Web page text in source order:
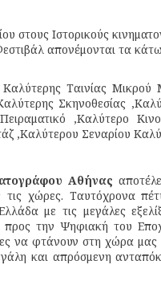
στους Ιστορικούς
απονέμονται τα
Ταινίας Μικρού
Σκηνοθεσίας
,Καλύτερο
Σεναρίου
Αθήνας
χώρες. Ταυτόχρονα
με τις μεγάλες
την Ψηφιακή του
να φτάνουν στη χώρα μας
και απρόσμενη